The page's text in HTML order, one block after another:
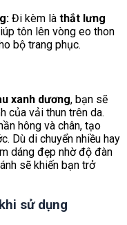
Đi kèm là thắt lưng
tôn lên vòng eo thon
bộ trang phục.
xanh dương, bạn sẽ
của vải thun trên da.
hông và chân, tạo
Dù di chuyển nhiều hay
dáng đẹp nhờ độ đàn
sẽ khiến bạn trở
sử dụng